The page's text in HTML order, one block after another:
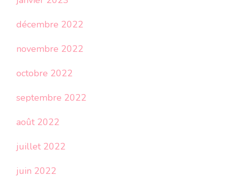
décembre 2022
novembre 2022
octobre 2022
septembre 2022
août 2022
juillet 2022
juin 2022